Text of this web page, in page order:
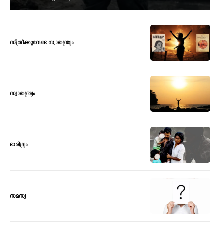
സ്ത്രീക്കുവേണ്ട സ്വാതന്ത്ര്യം
സ്വാതന്ത്ര്യം
ദാരിദ്ര്യം
സമസ്യ